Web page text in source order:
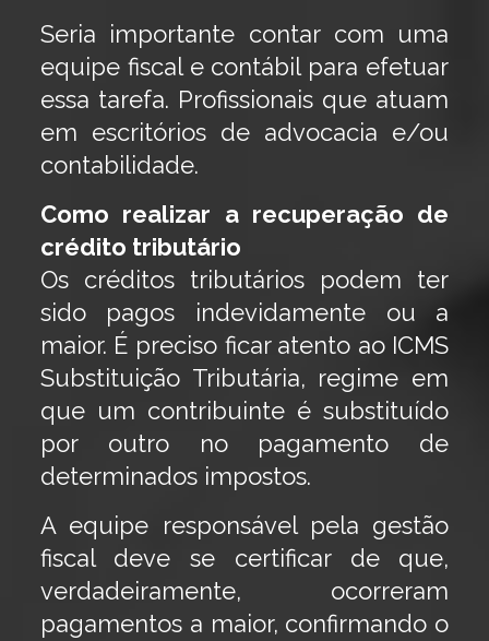
Seria importante contar com uma
equipe fiscal e contábil para efetuar
essa tarefa. Profissionais que atuam
em escritórios de advocacia e/ou
contabilidade.
Como realizar a recuperação de
crédito tributário
Os créditos tributários podem ter
sido pagos indevidamente ou a
maior. É preciso ficar atento ao ICMS
Substituição Tributária, regime em
que um contribuinte é substituído
por outro no pagamento de
determinados impostos.
A equipe responsável pela gestão
fiscal deve se certificar de que,
verdadeiramente, ocorreram
pagamentos a maior, confirmando o